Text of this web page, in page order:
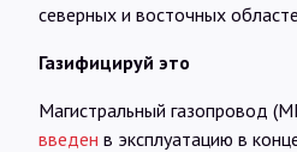
северных и восточных
Газифицируй это
Магистральный газопровод
введен в эксплуатацию в